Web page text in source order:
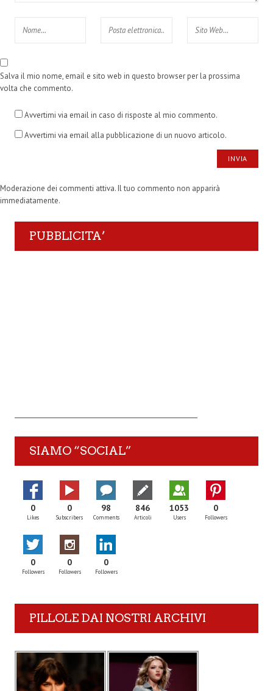
Salva il mio nome, email e sito web in questo browser per la prossima
volta che commento.
Avvertimi via email in caso di risposte al mio commento.
Avvertimi via email alla pubblicazione di un nuovo articolo.
Moderazione dei commenti attiva. Il tuo commento non apparirà
immediatamente.
PUBBLICITA’
SIAMO “SOCIAL”
0
Likes
0
Subscribers
98
Comments
846
Articoli
1053
Users
0
Followers
0
Followers
0
Followers
0
Followers
PILLOLE DAI NOSTRI ARCHIVI